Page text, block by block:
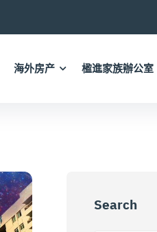
海外房产 楹進家族辦公室
Search